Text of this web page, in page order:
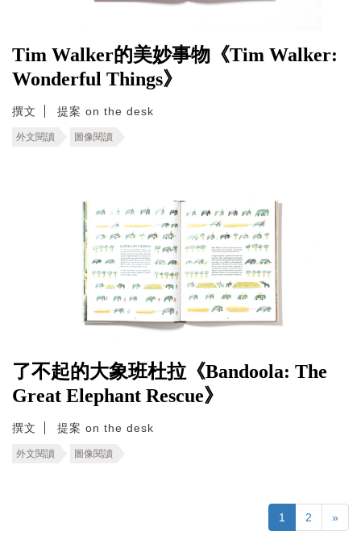
Tim Walker的美妙事物《Tim Walker:
Wonderful Things》
撰文 提案 on the desk
外文閱讀 圖像閱讀
了不起的大象班杜拉《Bandoola: The
Great Elephant Rescue》
撰文 提案 on the desk
外文閱讀 圖像閱讀
1 2 »